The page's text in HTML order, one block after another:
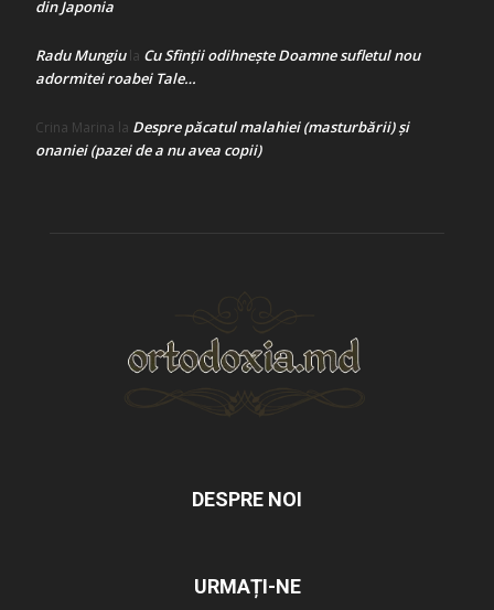
din Japonia
Radu Mungiula Cu Sfinții odihnește Doamne sufletul nou
adormitei roabei Tale…
Crina Marina la Despre păcatul malahiei (masturbării) şi
onaniei (pazei de a nu avea copii)
DESPRE NOI
URMAȚI-NE